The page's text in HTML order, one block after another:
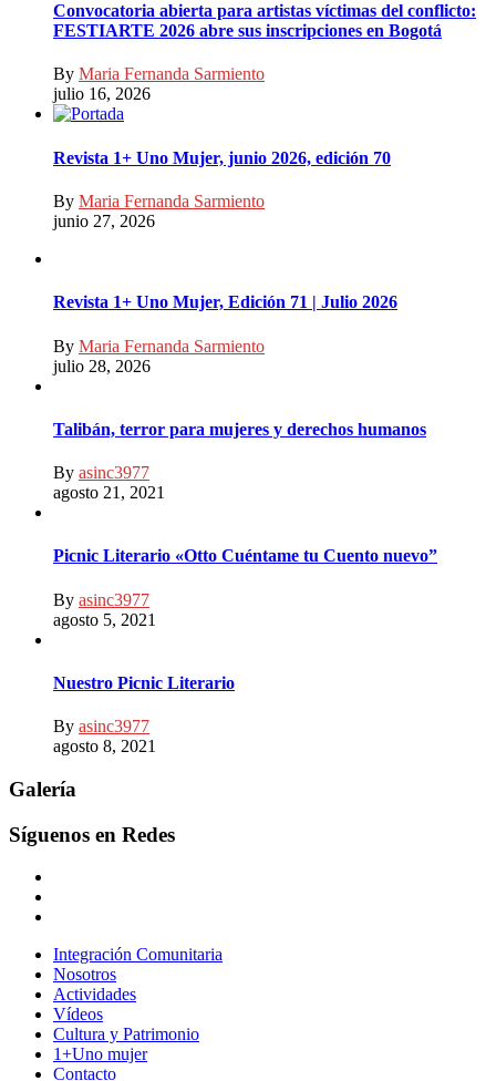
Convocatoria abierta para artistas víctimas del conflicto:
FESTIARTE 2026 abre sus inscripciones en Bogotá
By Maria Fernanda Sarmiento
julio 16, 2026
Revista 1+ Uno Mujer, junio 2026, edición 70
By Maria Fernanda Sarmiento
junio 27, 2026
Revista 1+ Uno Mujer, Edición 71 | Julio 2026
By Maria Fernanda Sarmiento
julio 28, 2026
Talibán, terror para mujeres y derechos humanos
By asinc3977
agosto 21, 2021
Picnic Literario «Otto Cuéntame tu Cuento nuevo”
By asinc3977
agosto 5, 2021
Nuestro Picnic Literario
By asinc3977
agosto 8, 2021
Galería
Síguenos en Redes
Integración Comunitaria
Nosotros
Actividades
Vídeos
Cultura y Patrimonio
1+Uno mujer
Contacto